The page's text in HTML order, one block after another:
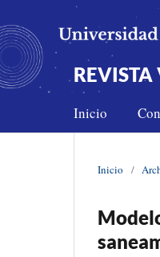
REVISTA
Inicio
Inicio /